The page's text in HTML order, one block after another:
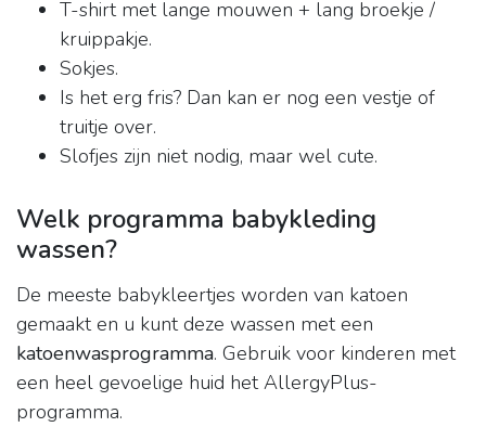
T-shirt met lange mouwen + lang broekje /
kruippakje.
Sokjes.
Is het erg fris? Dan kan er nog een vestje of
truitje over.
Slofjes zijn niet nodig, maar wel cute.
Welk programma babykleding
wassen?
De meeste babykleertjes worden van katoen
gemaakt en u kunt deze wassen met een
katoenwasprogramma. Gebruik voor kinderen met
een heel gevoelige huid het AllergyPlus-
programma.